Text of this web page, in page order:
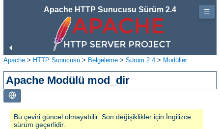
Apache HTTP Sunucusu Sürüm 2.4
Apache > HTTP Sunucusu > Belgeleme > Sürüm 2.4 > Modüller
Apache Modülü mod_dir
Bu çeviri güncel olmayabilir. Son değişiklikler için İngilizce
sürüm geçerlidir.
☰